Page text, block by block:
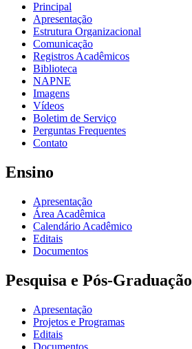
Principal
Apresentação
Estrutura Organizacional
Comunicação
Registros Acadêmicos
Biblioteca
NAPNE
Imagens
Vídeos
Boletim de Serviço
Perguntas Frequentes
Contato
Ensino
Apresentação
Área Acadêmica
Calendário Acadêmico
Editais
Documentos
Pesquisa e Pós-Graduação
Apresentação
Projetos e Programas
Editais
Documentos